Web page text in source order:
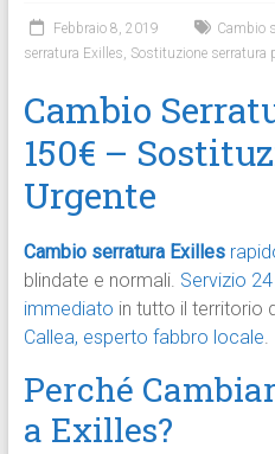
Febbraio 8, 2019 Cambio
serratura Exilles, Sostituzione serratura
Cambio
150€ –
Urgente
Cambio serratura Exilles
blindate e normali. Servizio
immediato in tutto il territorio
Callea, esperto fabbro locale.​
Perché
a Exilles?